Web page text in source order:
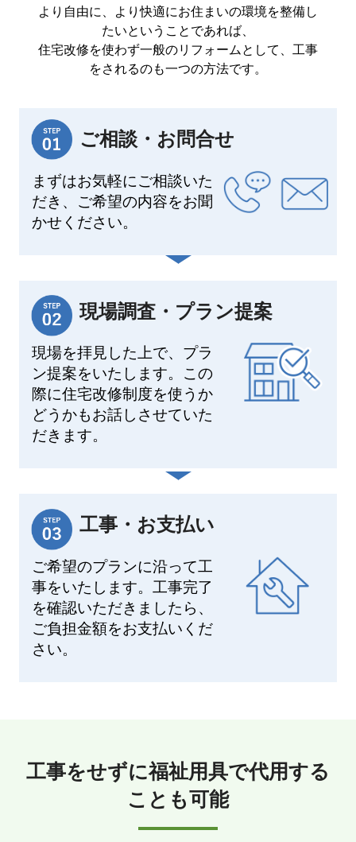
より自由に、より快適にお住まいの環境を整備し
たいということであれば、
住宅改修を使わず一般のリフォームとして、工事
をされるのも一つの方法です。
ご相談・お問合せ
まずはお気軽にご相談いた
だき、ご希望の内容をお聞
かせください。
現場調査・プラン提案
現場を拝見した上で、プラ
ン提案をいたします。この
際に住宅改修制度を使うか
どうかもお話しさせていた
だきます。
工事・お支払い
ご希望のプランに沿って工
事をいたします。工事完了
を確認いただきましたら、
ご負担金額をお支払いくだ
さい。
工事をせずに福祉用具で代用する
ことも可能